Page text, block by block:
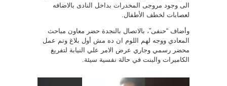
الى وجود مروجى المخدرات بداخل النادى بالاضافه
لعصابات لخطف الأطفال.
وأضاف “حنفى”، بالاتصال بالنجدة حضر معاون مباحث
المعادي ووجه لهم اللوم ان ده مش أول بلاغ وتم عمل
محضر رسمي وجاري عرض الامر علي النيابة لتفريغ
الكاميرات والبنت في حالة نفسية سيئة.